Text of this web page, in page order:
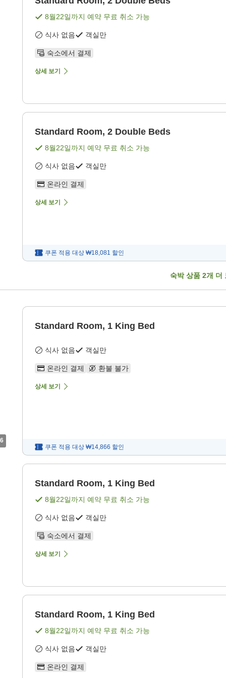
8월22일까지 예약 무료 취소 가능
식사 없음 객실만
숙소에서 결제
상세 보기
Standard Room, 2 Double Beds
8월22일까지 예약 무료 취소 가능
식사 없음 객실만
온라인 결제
상세 보기
쿠폰 적용 대상 ₩18,081 할인
숙박 상품 2개 더
6
Standard Room, 1 King Bed
식사 없음 객실만
온라인 결제 환불 불가
상세 보기
쿠폰 적용 대상 ₩14,866 할인
Standard Room, 1 King Bed
8월22일까지 예약 무료 취소 가능
식사 없음 객실만
숙소에서 결제
상세 보기
Standard Room, 1 King Bed
8월22일까지 예약 무료 취소 가능
식사 없음 객실만
온라인 결제